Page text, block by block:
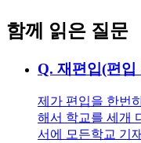
함께 읽은 질문
Q. 재편입(편입
제가 편입을 한번
해서 학교를 세개
서에 모든학교 기